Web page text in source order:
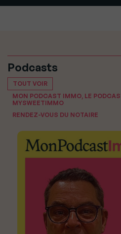
Podcasts
TOUT VOIR
MON PODCAST IMMO, LE
MYSWEETIMMO
RENDEZ-VOUS DU NOTAIRE